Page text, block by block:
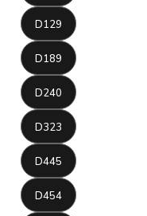
D129
D189
D240
D323
D445
D454